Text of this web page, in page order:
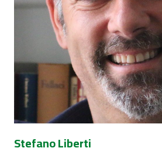
Stefano Liberti